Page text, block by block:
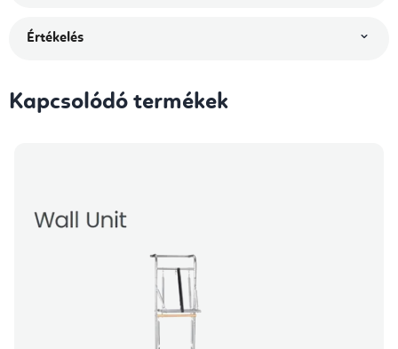
Értékelés
Kapcsolódó termékek